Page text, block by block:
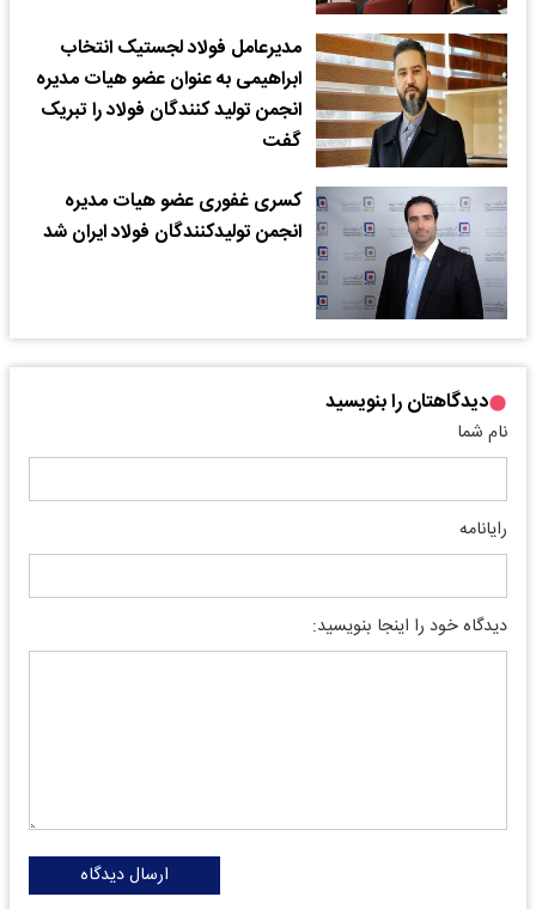
مدیرعامل فولاد لجستیک انتخاب
ابراهیمی به عنوان عضو هیات مدیره
انجمن تولید کنندگان فولاد را تبریک
گفت
کسری غفوری عضو هیات مدیره
انجمن تولیدکنندگان فولاد ایران شد
دیدگاهتان را بنویسید
نام شما
رایانامه
دیدگاه خود را اینجا بنویسید:
ارسال دیدگاه